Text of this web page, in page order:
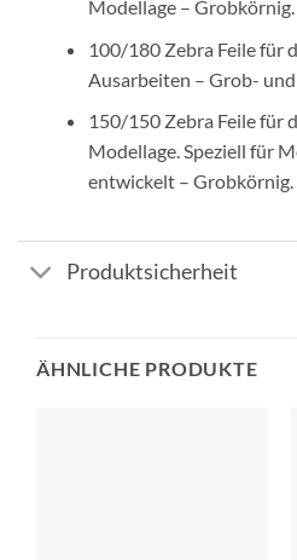
Modellage – Grobkörnig.
100/180 Zebra Feile für
Ausarbeiten – Grob-
150/150 Zebra Feile für
Modellage. Speziell für
entwickelt – Grobkörnig.
Produktsicherheit
ÄHNLICHE PRODUKTE